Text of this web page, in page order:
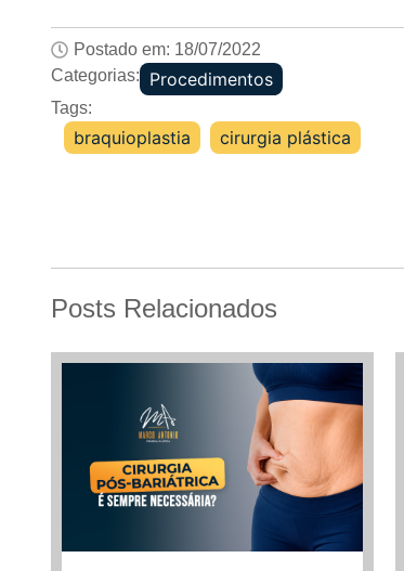
Postado em: 18/07/2022
Categorias:
Procedimentos
Tags:
braquioplastia cirurgia plástica
Posts Relacionados